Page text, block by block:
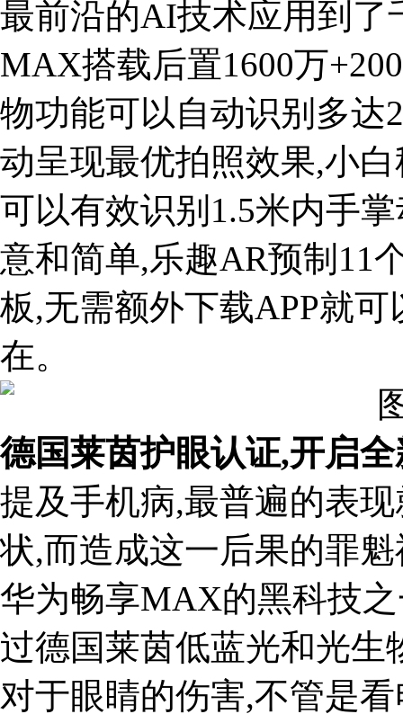
最前沿的AI技术应用到了
MAX搭载后置1600万
物功能可以自动识别多达
动呈现最优拍照效果,小
可以有效识别1.5米内手
意和简单,乐趣AR预制11
板,无需额外下载APP就
在。
德国莱茵护眼认证,开启
提及手机病,最普遍的表
状,而造成这一后果的罪
华为畅享MAX的黑科技
过德国莱茵低蓝光和光生
对于眼睛的伤害,不管是